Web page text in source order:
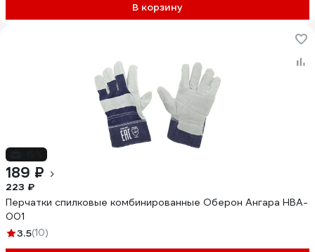
В корзину
189 ₽
223 ₽
Перчатки спилковые комбинированные Оберон Ангара HBA-
001
3.5(10)